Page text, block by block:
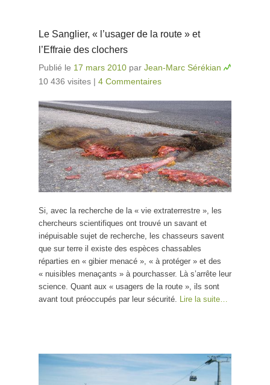
Le Sanglier, « l’usager de la route » et
l’Effraie des clochers
Publié le 17 mars 2010 par Jean-Marc Sérékian
10 436 visites | 4 Commentaires
Si, avec la recherche de la « vie extraterrestre », les
chercheurs scientifiques ont trouvé un savant et
inépuisable sujet de recherche, les chasseurs savent
que sur terre il existe des espèces chassables
réparties en « gibier menacé », « à protéger » et des
« nuisibles menaçants » à pourchasser. Là s’arrête leur
science. Quant aux « usagers de la route », ils sont
avant tout préoccupés par leur sécurité. Lire la suite…